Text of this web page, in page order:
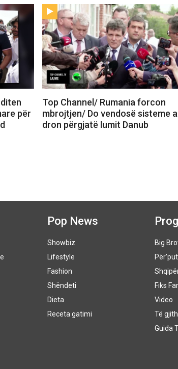
për
Top Channel/ Rumania forcon
mbrojtjen/ Do vendosë sisteme
dron përgjatë lumit Danub
Pop News
Showbiz
Lifestyle
Fashion
Shëndeti
Dieta
Receta gatimi
Big
Fiks
Video
Të
Guida